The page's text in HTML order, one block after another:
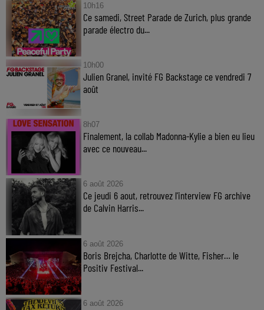
10h16
Ce samedi, Street Parade de Zurich, plus grande
parade électro du...
10h00
Julien Granel, invité FG Backstage ce vendredi 7
août
8h07
Finalement, la collab Madonna-Kylie a bien eu lieu
avec ce nouveau...
6 août 2026
Ce jeudi 6 aout, retrouvez l'interview FG archive
de Calvin Harris...
6 août 2026
Boris Brejcha, Charlotte de Witte, Fisher… le
Positiv Festival...
6 août 2026